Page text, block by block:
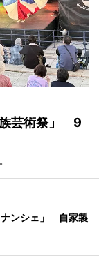
族芸術祭」 9
ナンシェ」 自家製